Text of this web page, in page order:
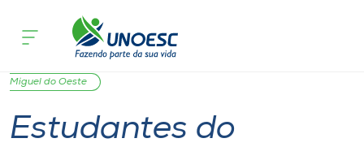
Cursos
Onde estamos
Pesquisa
Unoesc
Miguel do Oeste
Estudantes do